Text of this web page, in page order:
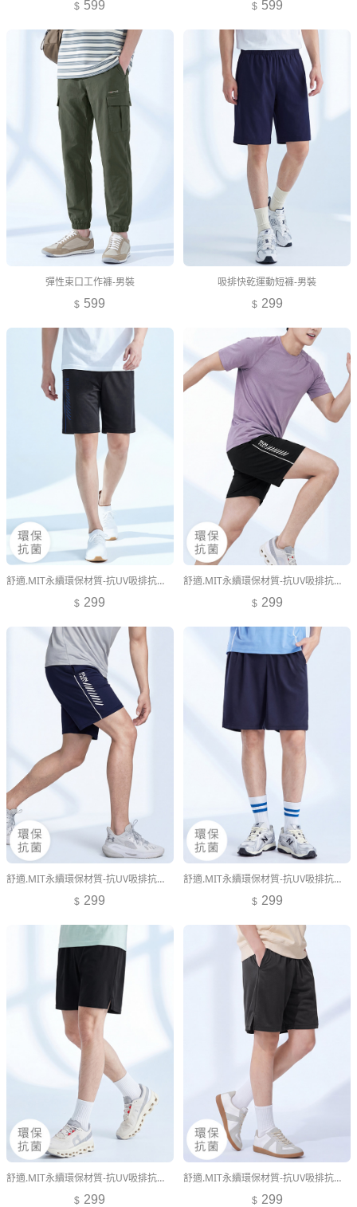
599 599
彈性束口工作褲-男裝
599
吸排快乾運動短褲-男裝
299
舒適.MIT永續環保材質-抗UV吸排抗菌字母印花拼色短褲-男裝
299
舒適.MIT永續環保材質-抗UV吸排抗菌字母印花拼色短褲-男裝
299
舒適.MIT永續環保材質-抗UV吸排抗菌字母印花拼色短褲-男裝
299
舒適.MIT永續環保材質-抗UV吸排抗菌短褲-男裝
299
舒適.MIT永續環保材質-抗UV吸排抗菌短褲-男裝
299
舒適.MIT永續環保材質-抗UV吸排抗菌短褲-男裝
299